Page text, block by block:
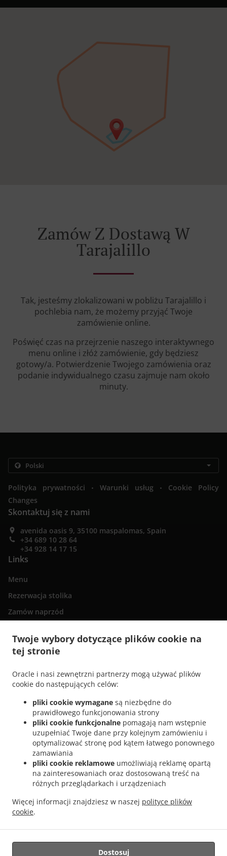
Twoje wybory dotyczące plików cookie na
tej stronie
Oracle i nasi zewnętrzni partnerzy mogą używać plików
cookie do następujących celów:
pliki cookie wymagane są niezbędne do
prawidłowego funkcjonowania strony
pliki cookie funkcjonalne pomagają nam wstępnie
uzupełniać Twoje dane przy kolejnym zamówieniu i
optymalizować stronę pod kątem łatwego ponownego
zamawiania
pliki cookie reklamowe umożliwiają reklamę opartą
na zainteresowaniach oraz dostosowaną treść na
różnych przeglądarkach i urządzeniach
Więcej informacji znajdziesz w naszej polityce plików
cookie.
Dostosuj
Zamów Z Dostawą W
Tarajalillo
Tak, jesteśmy zlokalizowani w pobliżu Tarajalillo i
pochlebia nam, że możemy przyjąć Twoje
zamówienie online.
Poświęć czas na przejrzenie naszego interaktywnego
menu online i złóż zamówienie, gdy będziesz
gotowy/a. Potwierdzenie Twojego zamówienia oraz
podanie indywidualnego czasu zajmuje nam około
minuty.
Polityka prywatności . Warunki usług .
Cookie Policy
Changes
Skontaktuj się z nami
avenida oasis 9, 35100 maspalomas, Spain
+34 689 10 28 64
+34 928 14 17 15
Links
Menu
Rezerwacja stolika
Zamów naprzód
Maspalomas Playa del Inglés . Dostawa Włoski jedzenia Maspalomas San Fernando
jedzenia Maspalomas Meloneras . Dostawa Włoski jedzenia Maspalomas San Agustín
Dostawa Włoski jedzenia Maspalomas Costa Meloneras . Dostawa Włoski jedzenia
Maspalomas Playa del Águila
. Dostawa Włoski jedzenia Maspalomas Sonnenland
Dostawa Włoski jedzenia Maspalomas
Dostawa Włoski jedzenia El Tablero
Dostawa Włoski jedzenia Lomo Gordo
Dostawa Włoski jedzenia El Salobre
. Dostawa Włoski jedzenia Pasito Blanco
Dostawa Włoski jedzenia Montaña Blanca
Dostawa Włoski jedzenia Mogán
Włoski jedzenia Santa Lucía de Tirajana
Dostawa Włoski jedzenia Arteara
Włoski jedzenia Ayagaures
Włoski jedzenia El Horno . Takeaway food delivery